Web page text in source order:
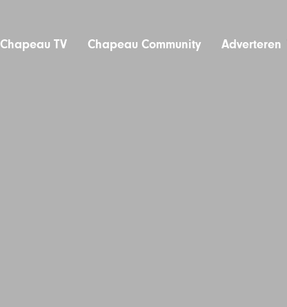
Chapeau TV Chapeau Community Adverteren